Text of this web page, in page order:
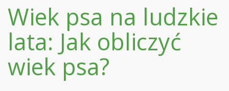
Wiek psa na ludzkie
lata: Jak obliczyć
wiek psa?